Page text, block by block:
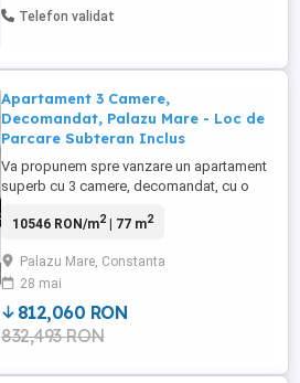
rama)Telefon validat
Apartament 3 Camere,
Decomandat, Palazu Mare - Loc de
Parcare Subteran Inclus
Va propunem spre vanzare un apartament
superb cu 3 camere, decomandat, cu o
pentru confort si functionalitate. Locuinta
compartimentate, luminoase si aerisite,
fiind perfecta atat pentru familie, cat si
pentru cei care isi doresc un camin ...
10546 RON/m2| 77 m2
Palazu Mare, Constanta
28 mai
812,060 RON
832,493 RON